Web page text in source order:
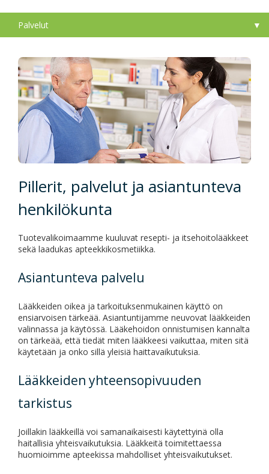
Palvelut
Pillerit, palvelut ja asiantunteva
henkilökunta
Tuotevalikoimaamme kuuluvat resepti- ja itsehoitolääkkeet
sekä laadukas apteekkikosmetiikka.
Asiantunteva palvelu
Lääkkeiden oikea ja tarkoituksenmukainen käyttö on
ensiarvoisen tärkeää. Asiantuntijamme neuvovat lääkkeiden
valinnassa ja käytössä. Lääkehoidon onnistumisen kannalta
on tärkeää, että tiedät miten lääkkeesi vaikuttaa, miten sitä
käytetään ja onko sillä yleisiä haittavaikutuksia.
Lääkkeiden yhteensopivuuden
tarkistus
Joillakin lääkkeillä voi samanaikaisesti käytettyinä olla
haitallisia yhteisvaikutuksia. Lääkkeitä toimitettaessa
huomioimme apteekissa mahdolliset yhteisvaikutukset.